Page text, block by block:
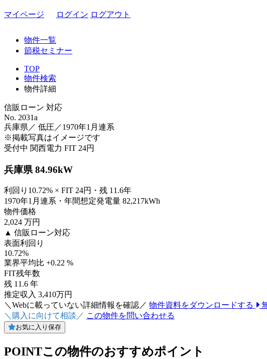
マイページ ログイン ログアウト
物件一覧
節税セミナー
TOP
物件検索
物件詳細
信販ローン 対応
No. 2031a
兵庫県／ 低圧／1970年1月連系
※掲載写真はイメージです
受付中 関西電力 FIT 24円
兵庫県 84.96kW
利回り10.72% × FIT 24円・残 11.6年
1970年1月連系・年間想定発電量 82,217kWh
物件価格
2,024 万円
▲ 信販ローン対応
表面利回り
10.72%
業界平均比 +0.22 %
FIT残年数
残 11.6 年
推定収入 3,410万円
＼Webに載っていない詳細情報を確認／ 物件資料をダウンロードする
＼購入に向けて相談／ この物件を問い合わせる
お気に入り保存
POINTこの物件のおすすめポイント